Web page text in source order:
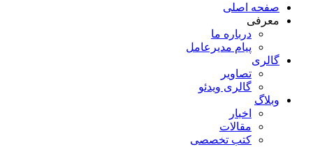
صفحه اصلی
معرفی
درباره ما
پیام مدیرعامل
گالری
تصاویر
گالری ویدئو
وبلاگ
اخبار
مقالات
کتب تخصصی